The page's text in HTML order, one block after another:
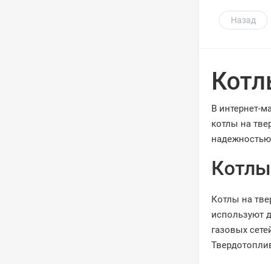
Назад
В интернет-
котлы на
Котлы на
используют
газовых